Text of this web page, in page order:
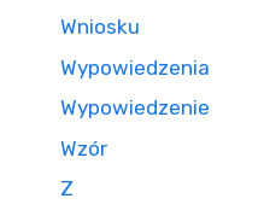
Wniosku
Wypowiedzenia
Wypowiedzenie
Wzór
Z